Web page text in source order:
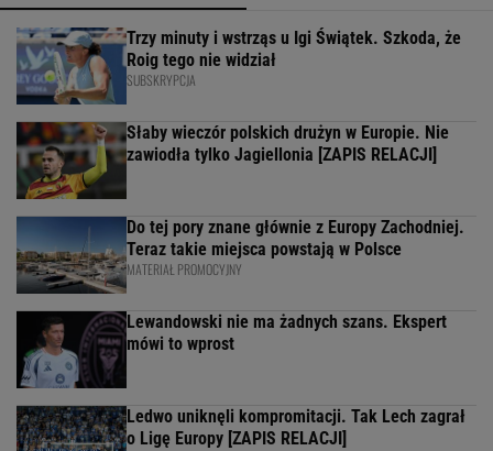
Trzy minuty i wstrząs u Igi Świątek. Szkoda, że
Roig tego nie widział
SUBSKRYPCJA
Słaby wieczór polskich drużyn w Europie. Nie
zawiodła tylko Jagiellonia [ZAPIS RELACJI]
Do tej pory znane głównie z Europy Zachodniej.
Teraz takie miejsca powstają w Polsce
MATERIAŁ PROMOCYJNY
Lewandowski nie ma żadnych szans. Ekspert
mówi to wprost
Ledwo uniknęli kompromitacji. Tak Lech zagrał
o Ligę Europy [ZAPIS RELACJI]